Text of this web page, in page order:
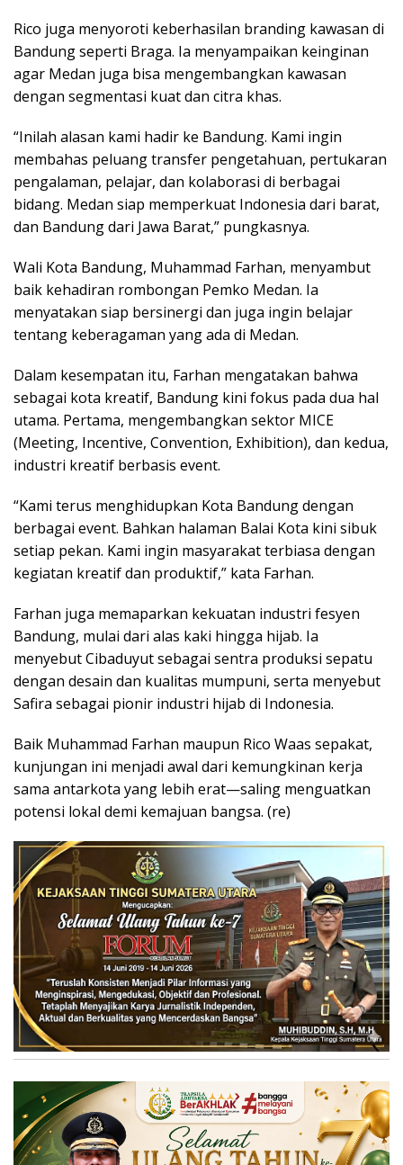
Rico juga menyoroti keberhasilan branding kawasan di
Bandung seperti Braga. Ia menyampaikan keinginan
agar Medan juga bisa mengembangkan kawasan
dengan segmentasi kuat dan citra khas.
“Inilah alasan kami hadir ke Bandung. Kami ingin
membahas peluang transfer pengetahuan, pertukaran
pengalaman, pelajar, dan kolaborasi di berbagai
bidang. Medan siap memperkuat Indonesia dari barat,
dan Bandung dari Jawa Barat,” pungkasnya.
Wali Kota Bandung, Muhammad Farhan, menyambut
baik kehadiran rombongan Pemko Medan. Ia
menyatakan siap bersinergi dan juga ingin belajar
tentang keberagaman yang ada di Medan.
Dalam kesempatan itu, Farhan mengatakan bahwa
sebagai kota kreatif, Bandung kini fokus pada dua hal
utama. Pertama, mengembangkan sektor MICE
(Meeting, Incentive, Convention, Exhibition), dan kedua,
industri kreatif berbasis event.
“Kami terus menghidupkan Kota Bandung dengan
berbagai event. Bahkan halaman Balai Kota kini sibuk
setiap pekan. Kami ingin masyarakat terbiasa dengan
kegiatan kreatif dan produktif,” kata Farhan.
Farhan juga memaparkan kekuatan industri fesyen
Bandung, mulai dari alas kaki hingga hijab. Ia
menyebut Cibaduyut sebagai sentra produksi sepatu
dengan desain dan kualitas mumpuni, serta menyebut
Safira sebagai pionir industri hijab di Indonesia.
Baik Muhammad Farhan maupun Rico Waas sepakat,
kunjungan ini menjadi awal dari kemungkinan kerja
sama antarkota yang lebih erat—saling menguatkan
potensi lokal demi kemajuan bangsa. (re)